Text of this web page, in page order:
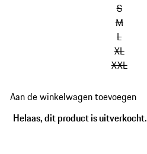
S
M
L
XL
XXL
Aan de winkelwagen toevoegen
Helaas, dit product is uitverkocht.